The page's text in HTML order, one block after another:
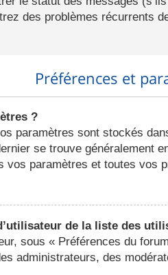
des problèmes récurrents
Préférences et
?
paramètres sont stockés
se trouve généralement
vos paramètres et toutes vos
de la liste des
sous « Préférences du
administrateurs, des